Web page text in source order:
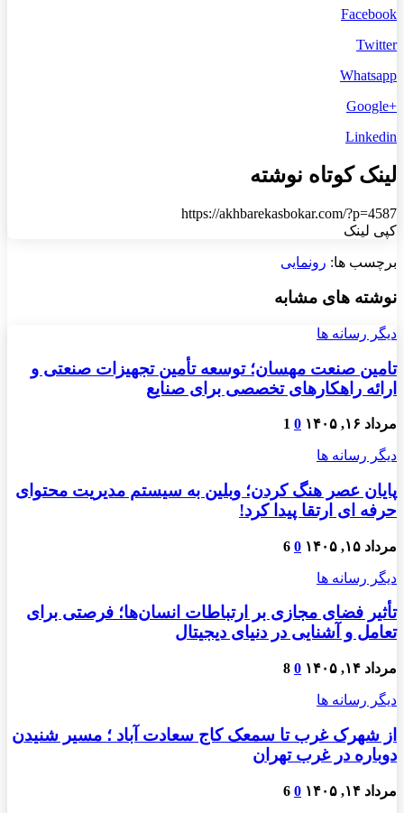
Facebook
Twitter
Whatsapp
+Google
Linkedin
لینک کوتاه نوشته
https://akhbarekasbokar.com/?p=4587
کپی لینک
برچسب ها: رونمایی
نوشته های مشابه
دیگر رسانه ها
تامین صنعت مهسان؛ توسعه تأمین تجهیزات صنعتی و
ارائه راهکارهای تخصصی برای صنایع
مرداد ۱۶, ۱۴۰۵ 0
1
دیگر رسانه ها
پایان عصر هنگ کردن؛ وبلین به سیستم مدیریت محتوای
حرفه ای ارتقا پیدا کرد!
مرداد ۱۵, ۱۴۰۵ 0
6
دیگر رسانه ها
تأثیر فضای مجازی بر ارتباطات انسان‌ها؛ فرصتی برای
تعامل و آشنایی در دنیای دیجیتال
مرداد ۱۴, ۱۴۰۵ 0
8
دیگر رسانه ها
از شهرک غرب تا سمعک کاج سعادت آباد ؛ مسیر شنیدن
دوباره در غرب تهران
مرداد ۱۴, ۱۴۰۵ 0
6